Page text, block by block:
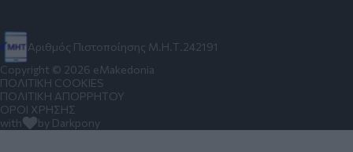
Αριθμός Πιστοποίησης Μ.Η.Τ.242191
Copyright © 2026 eMakedonia
ΠΟΛΙΤΙΚΗ COOKIES
ΠΟΛΙΤΙΚΗ ΑΠΟΡΡΗΤΟΥ
ΟΡΟΙ ΧΡΗΣΗΣ
with
by Darkpony